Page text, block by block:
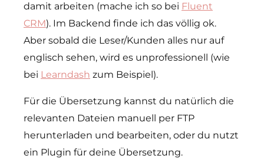
damit arbeiten (mache ich so bei Fluent
CRM). Im Backend finde ich das völlig ok.
Aber sobald die Leser/Kunden alles nur auf
englisch sehen, wird es unprofessionell (wie
bei Learndash zum Beispiel).
Für die Übersetzung kannst du natürlich die
relevanten Dateien manuell per FTP
herunterladen und bearbeiten, oder du nutzt
ein Plugin für deine Übersetzung.